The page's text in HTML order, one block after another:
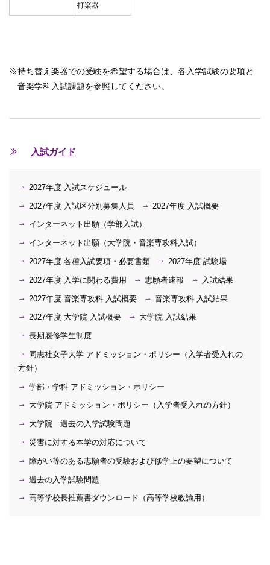
打楽器
※持ち替え楽器での受験を希望する場合は、各入学試験の要項と
音楽学科入試課題を参照してください。
入試ガイド
2027年度 入試スケジュール
2027年度 入試区分別募集人員 2027年度 入試概要
インターネット出願（学部入試）
インターネット出願（大学院・音楽専攻科入試）
2027年度 各種入試要項・必要書類 2027年度 試験場
2027年度 入学に関わる費用 志願者速報 入試結果
2027年度 音楽専攻科 入試概要 音楽専攻科 入試結果
2027年度 大学院 入試概要 大学院 入試結果
長期履修学生制度
同志社女子大学 アドミッション・ポリシー（入学者受入れの
方針）
学部・学科 アドミッション・ポリシー
大学院 アドミッション・ポリシー（入学者受入れの方針）
大学院 過去の入学試験問題
災害に対する本学の対応について
障がい等のある志願者の受験および修学上の要望について
過去の入学試験問題
高等学校長推薦書ダウンロード（高等学校教諭用）